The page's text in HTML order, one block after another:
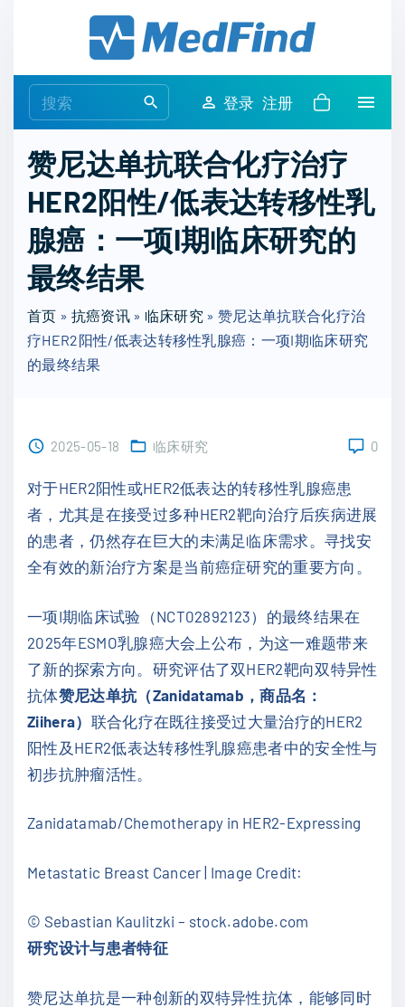
e
r
c
h
:
登录 注册
赞尼达单抗联合化疗治疗
HER2阳性/低表达转移性乳
腺癌：一项I期临床研究的
最终结果
首页 » 抗癌资讯» 临床研究 »赞尼达单抗联合化疗治
疗HER2阳性/低表达转移性乳腺癌：一项I期临床研究
的最终结果
2025-05-18 临床研究 0
对于HER2阳性或HER2低表达的转移性乳腺癌患
者，尤其是在接受过多种HER2靶向治疗后疾病进展
的患者，仍然存在巨大的未满足临床需求。寻找安
全有效的新治疗方案是当前癌症研究的重要方向。
一项I期临床试验（NCT02892123）的最终结果在
2025年ESMO乳腺癌大会上公布，为这一难题带来
了新的探索方向。研究评估了双HER2靶向双特异性
抗体赞尼达单抗（Zanidatamab，商品名：
Ziihera） 联合化疗在既往接受过大量治疗的HER2
阳性及HER2低表达转移性乳腺癌患者中的安全性与
初步抗肿瘤活性。
Zanidatamab/Chemotherapy in HER2-Expressing
Metastatic Breast Cancer | Image Credit:
© Sebastian Kaulitzki – stock.adobe.com
研究设计与患者特征
赞尼达单抗是一种创新的双特异性抗体，能够同时